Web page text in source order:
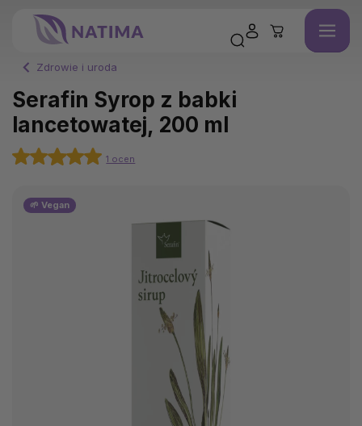
Zdrowie i uroda
Serafin Syrop z babki
lancetowatej, 200 ml
1 ocen
🌱 Vegan